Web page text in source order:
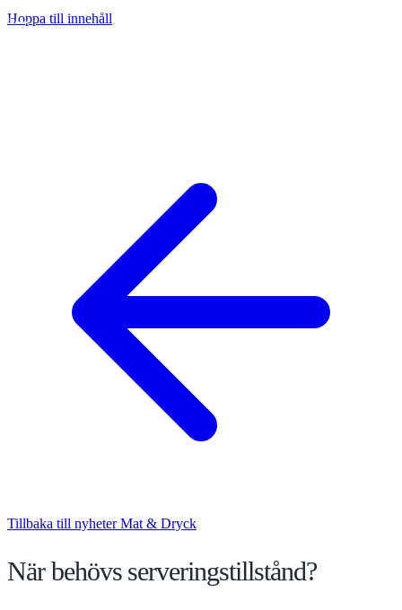
Hoppa till innehåll
Tillbaka till nyheterMat & Dryck
När behövs serveringstillstånd?